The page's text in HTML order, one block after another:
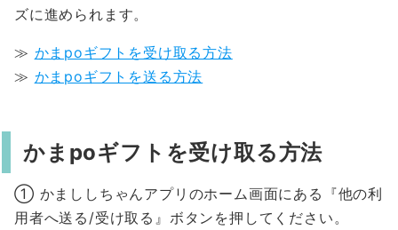
ズに進められます。
≫ かまpoギフトを受け取る方法
≫ かまpoギフトを送る方法
かまpoギフトを受け取る方法
① かまししちゃんアプリのホーム画面にある『他の利
用者へ送る/受け取る』ボタンを押してください。